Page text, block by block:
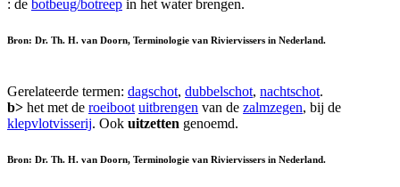
: de botbeug/botreep in het water brengen.
Bron: Dr. Th. H. van Doorn, Terminologie van Riviervissers in Nederland.
Gerelateerde termen: dagschot, dubbelschot, nachtschot.
b> het met de roeiboot uitbrengen van de zalmzegen, bij de
klepvlotvisserij. Ook uitzetten genoemd.
Bron: Dr. Th. H. van Doorn, Terminologie van Riviervissers in Nederland.